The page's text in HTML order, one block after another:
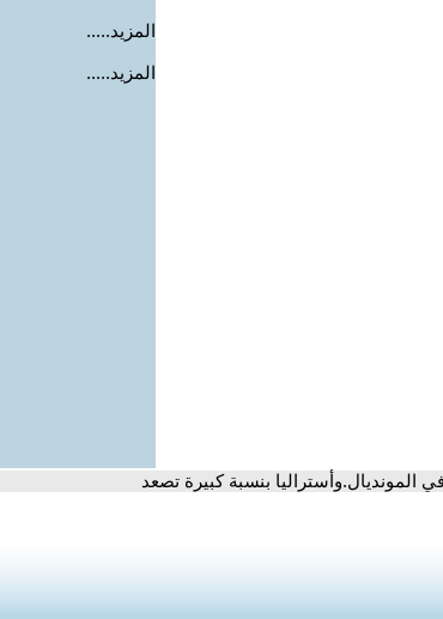
المزيد.....
المزيد.....
بنسبة كبيرة تصعد